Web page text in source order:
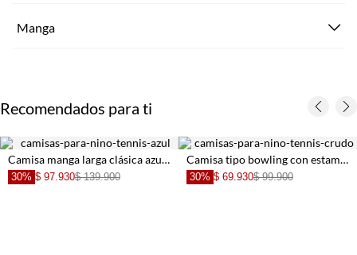
Manga
Recomendados para ti
Camisa manga larga clásica azul para niño Camisa tipo bowling con estampado tropical para niño con cuello estructurado
30% $ 69.930 30% $ 69.930